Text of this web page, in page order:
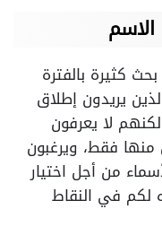
كثيرة بالفترة
يريدون إطلاق
لا يعرفون
منها فقط، ويرغبون
من أجل اختيار
لكم في النقاط